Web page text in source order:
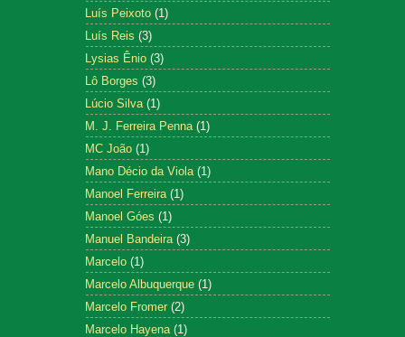
Luís Peixoto (1)
Luís Reis (3)
Lysias Ênio (3)
Lô Borges (3)
Lúcio Silva (1)
M. J. Ferreira Penna (1)
MC João (1)
Mano Décio da Viola (1)
Manoel Ferreira (1)
Manoel Góes (1)
Manuel Bandeira (3)
Marcelo (1)
Marcelo Albuquerque (1)
Marcelo Fromer (2)
Marcelo Hayena (1)